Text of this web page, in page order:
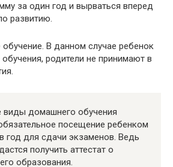
за один год и вырваться вперед
развитию.
В данном случае ребенок
родители не принимают в
виды домашнего обучения
посещение ребенком
год для сдачи экзаменов. Ведь
получить аттестат о
образования.